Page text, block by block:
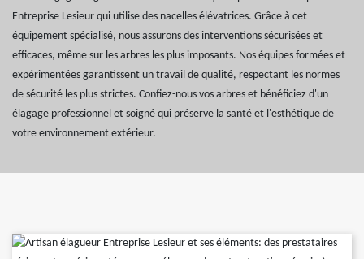
Entreprise Lesieur qui utilise des nacelles élévatrices. Grâce à cet
équipement spécialisé, nous assurons des interventions sécurisées et
efficaces, même sur les arbres les plus imposants. Nos équipes formées et
expérimentées garantissent un travail de qualité, respectant les normes
de sécurité les plus strictes. Confiez-nous vos arbres et bénéficiez d'un
élagage professionnel et soigné qui préserve la santé et l'esthétique de
votre environnement extérieur.